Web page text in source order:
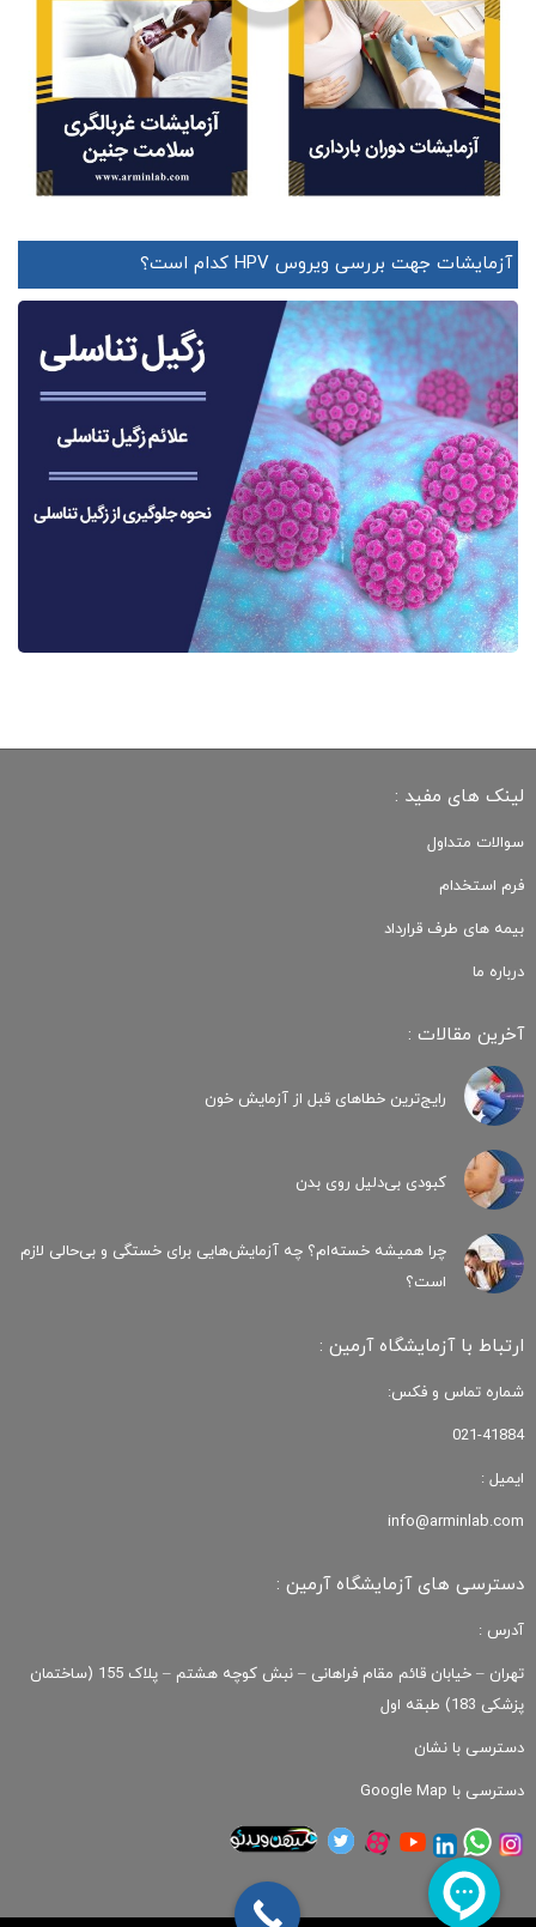
آزمایشات جهت بررسی ویروس HPV کدام است؟
لینک های مفید :
سوالات متداول
فرم استخدام
بیمه های طرف قرارداد
درباره ما
آخرین مقالات :
رایج‌ترین خطاهای قبل از آزمایش خون
کبودی‌ بی‌دلیل روی بدن
چرا همیشه خسته‌ام؟ چه آزمایش‌هایی برای خستگی و بی‌حالی لازم
است؟
ارتباط با آزمایشگاه آرمین :
شماره تماس و فکس:
021-41884
ایمیل :
info@arminlab.com
دسترسی های آزمایشگاه آرمین :
آدرس :
تهران – خیابان قائم مقام فراهانی – نبش کوچه هشتم – پلاک 155 (ساختمان
پزشکی 183) طبقه اول
دسترسی با نشان
دسترسی با Google Map